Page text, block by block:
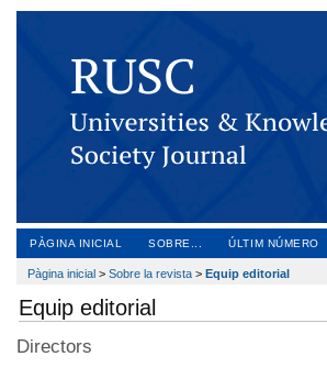
PÀGINA INICIAL SOBRE... ÚLTIM NÚMERO
Pàgina inicial > Sobre la revista > Equip editorial
Equip editorial
Directors